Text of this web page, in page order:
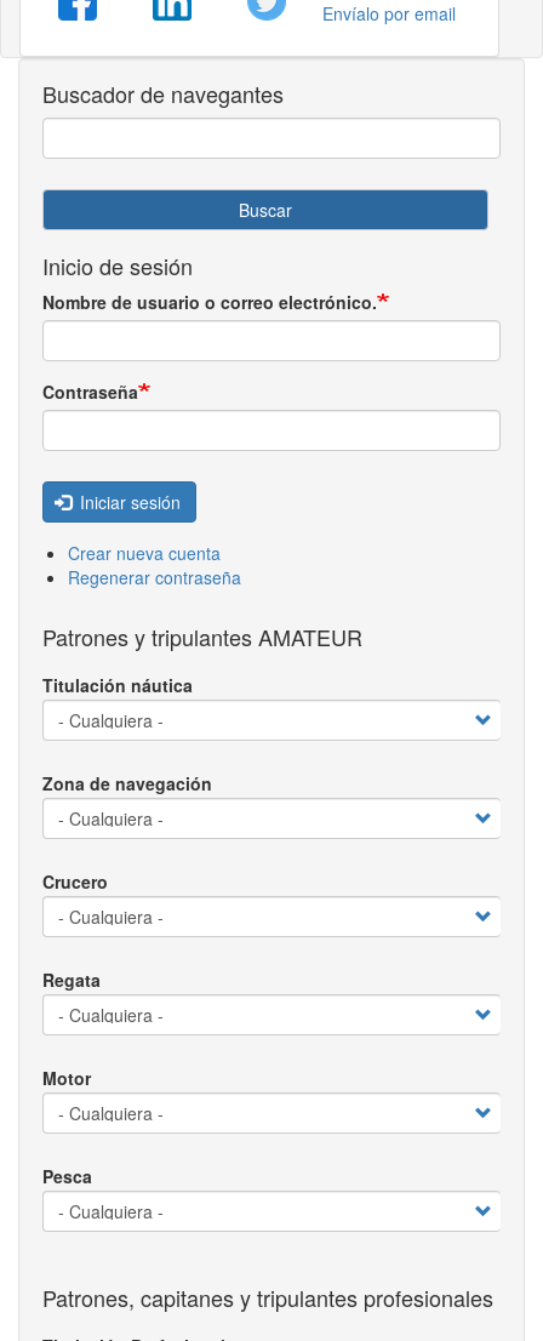
Envíalo por email
Buscador de navegantes
Buscar
Inicio de sesión
Nombre de usuario o correo electrónico.
Contraseña
Iniciar sesión
Crear nueva cuenta
Regenerar contraseña
Patrones y tripulantes AMATEUR
Titulación náutica
Zona de navegación
Crucero
Regata
Motor
Pesca
Patrones, capitanes y tripulantes profesionales